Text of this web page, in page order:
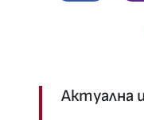
Актуална